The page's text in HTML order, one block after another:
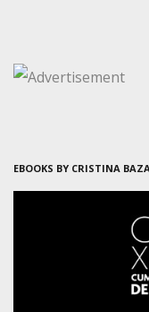
EBOOKS BY CRISTINA